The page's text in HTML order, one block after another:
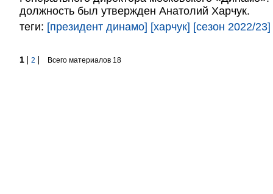
должность был утвержден Анатолий Харчук.
теги: [президент динамо] [харчук] [сезон 2022/23]
1 2 Всего материалов 18